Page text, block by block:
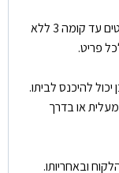
כל המחירים מתייחסים להובלה והרכבה של פריטים עד קומה 3 ללא
להיכנס לביתו.
או בדרך
ובאחריותו.